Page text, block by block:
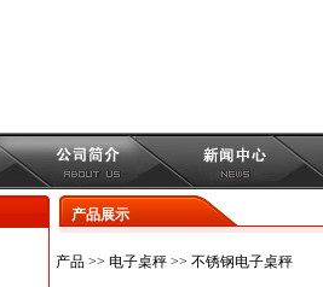
产品展示
产品 >> 电子桌秤 >> 不锈钢电子桌秤